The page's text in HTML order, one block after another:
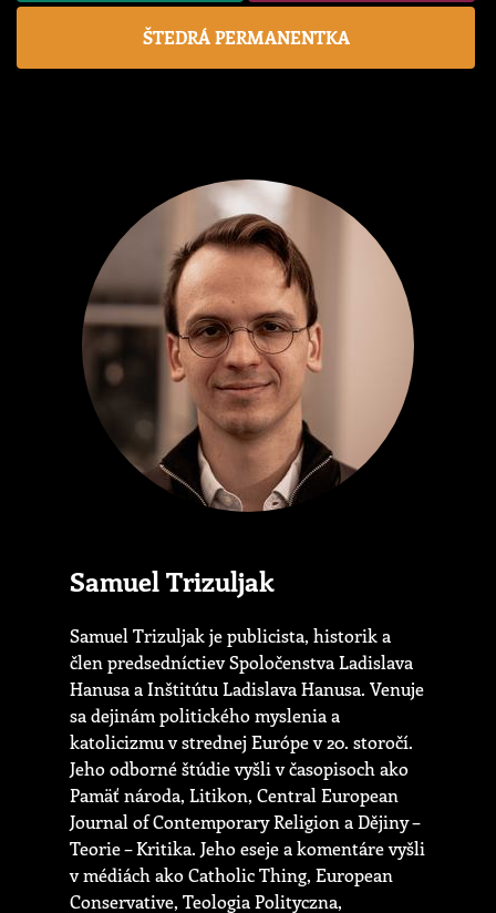
ŠTEDRÁ PERMANENTKA
Samuel Trizuljak
Samuel Trizuljak je publicista, historik a
člen predsedníctiev Spoločenstva Ladislava
Hanusa a Inštitútu Ladislava Hanusa. Venuje
sa dejinám politického myslenia a
katolicizmu v strednej Európe v 20. storočí.
Jeho odborné štúdie vyšli v časopisoch ako
Pamäť národa, Litikon, Central European
Journal of Contemporary Religion a Dějiny –
Teorie – Kritika. Jeho eseje a komentáre vyšli
v médiách ako Catholic Thing, European
Conservative, Teologia Polityczna,